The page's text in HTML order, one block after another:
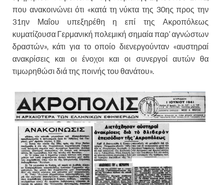
που ανακοινώνει ότι «κατά τη νύκτα της 30ης προς την
31ην Μαΐου υπεξηρέθη η επί της Ακροπόλεως
κυματίζουσα Γερμανική πολεμική σημαία παρ’ αγνώστων
δραστών», κάτι για το οποίο διενεργούνταν «αυστηραί
ανακρίσεις και οι ένοχοι και οι συνεργοί αυτών θα
τιμωρηθώσι διά της ποινής του θανάτου».